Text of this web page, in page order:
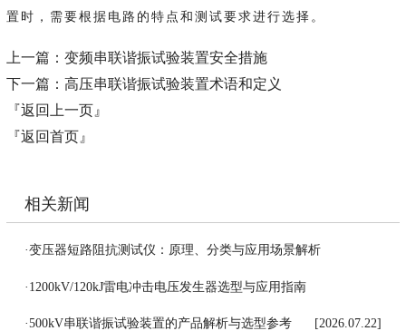
置时，需要根据电路的特点和测试要求进行选择。
上一篇： 变频串联谐振试验装置安全措施
下一篇： 高压串联谐振试验装置术语和定义
『返回上一页』
『返回首页』
相关新闻
·变压器短路阻抗测试仪：原理、分类与应用场景解析
· 1200kV/120kJ雷电冲击电压发生器选型与应用指南
[2026.07.24]
·500kV串联谐振试验装置的产品解析与选型参考 [2026.07.22]